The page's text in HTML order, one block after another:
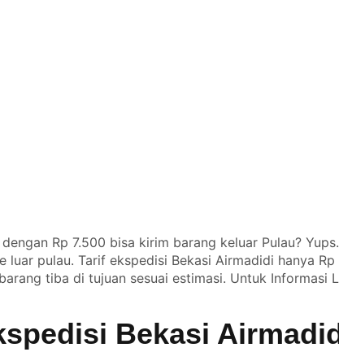
Rp 7.500 bisa kirim barang keluar Pulau?
pulau. Tarif ekspedisi Bekasi Airmadidi hanya
tiba di tujuan sesuai estimasi. Untuk Informasi
Bekasi